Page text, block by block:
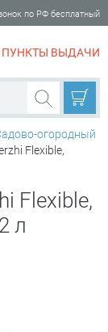
по РФ бесплатный
ПУНКТЫ ВЫДАЧИ
огородный
Flexible,
Flexible,
л